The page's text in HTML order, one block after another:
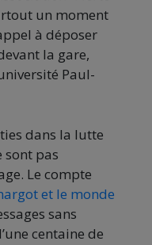
un moment
à déposer
la gare,
Paul-
dans la lutte
sont pas
Le compte
et le monde
sans
centaine de